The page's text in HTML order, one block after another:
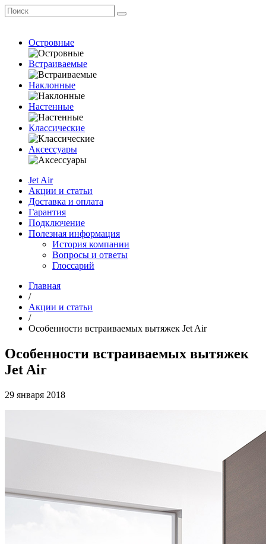
Островные
Встраиваемые
Наклонные
Настенные
Классические
Аксессуары
Jet Air
Акции и статьи
Доставка и оплата
Гарантия
Подключение
Полезная информация
История компании
Вопросы и ответы
Глоссарий
Главная
/
Акции и статьи
/
Особенности встраиваемых вытяжек Jet Air
Особенности встраиваемых вытяжек
Jet Air
29 января 2018